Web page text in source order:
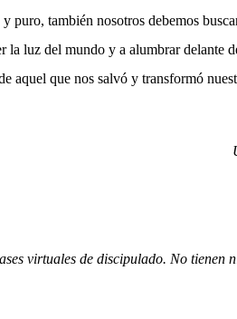
también nosotros debemos
luz del mundo y a alumbrar delante
que nos salvó y transformó
virtuales de discipulado. No tienen